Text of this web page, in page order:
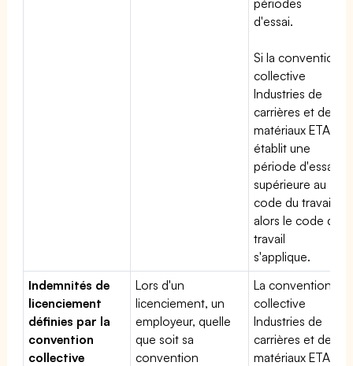
d'essai.
Si la convention
collective
Industries de
carrières et de
matériaux ETAM
établit une
période d'essai
supérieure au
code du travail,
alors le code du
travail
s'applique.
Indemnités de
licenciement
définies par la
convention
collective
Lors d'un
licenciement, un
employeur, quelle
que soit sa
convention
La convention
collective
Industries de
carrières et de
matériaux ETAM